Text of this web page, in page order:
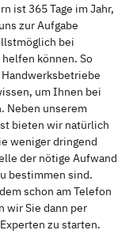
ist 365 Tage im Jahr,
zur Aufgabe
bei
können. So
um Ihnen bei
Neben unserem
bieten wir natürlich
weniger dringend
der nötige Aufwand
bestimmen sind.
schon am Telefon
wir Sie dann per
zu starten.